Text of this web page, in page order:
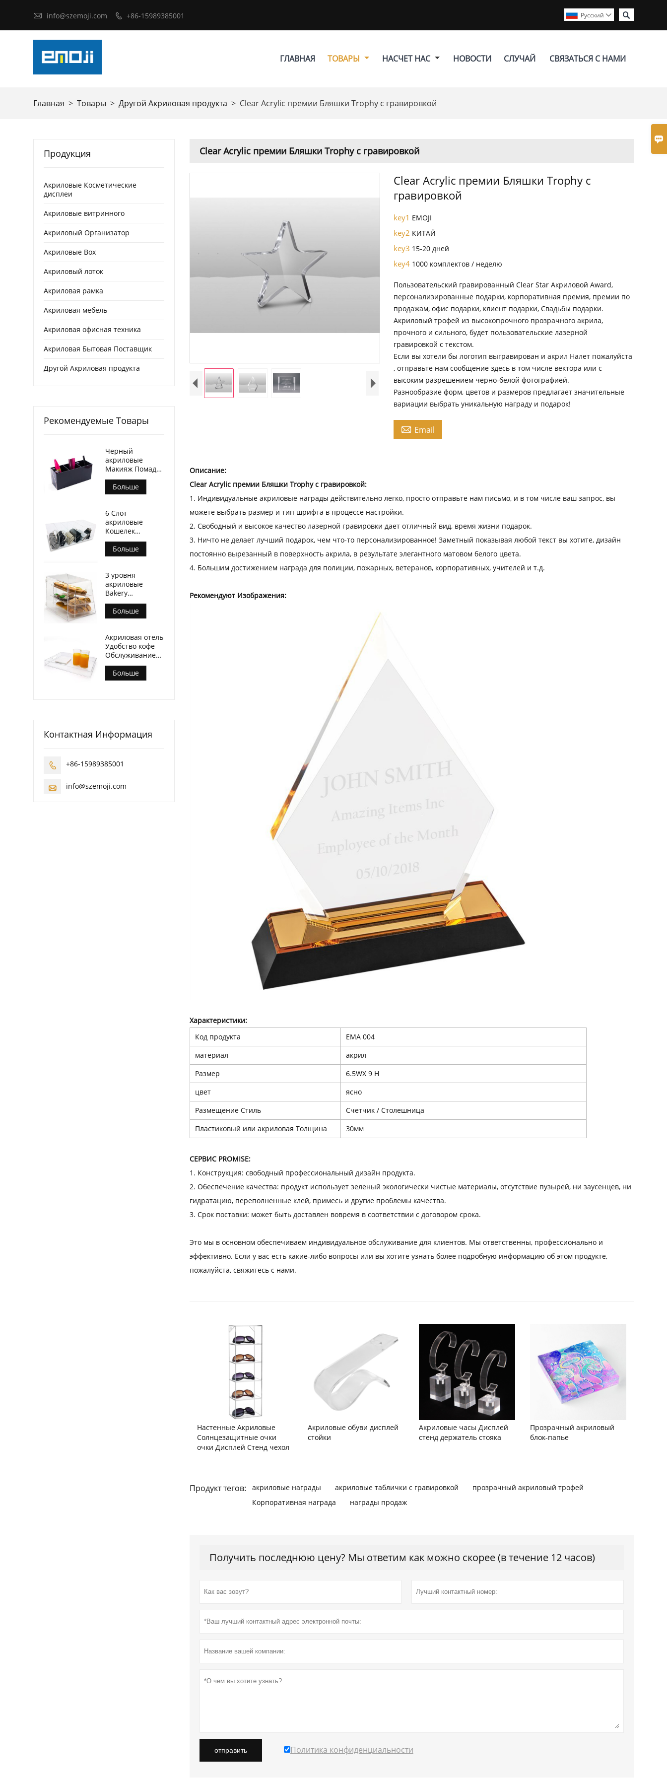

 info@szemoji.com  +86-15989385001 
Pусский 
ГЛАВНАЯ ТОВАРЫ НАСЧЕТ НАС НОВОСТИ СЛУЧАЙ СВЯЗАТЬСЯ С НАМИ
Главная > Товары > Другой Акриловая продукта > Clear Acrylic премии Бляшки Trophy с гравировкой
Clear Acrylic премии Бляшки Trophy с гравировкой
Clear Acrylic премии Бляшки Trophy с
гравировкой
key1 EMOJI
key2 КИТАЙ
key3 15-20 дней
key4 1000 комплектов / неделю
Пользовательский гравированный Clear Star Акриловой Award,
персонализированные подарки, корпоративная премия, премии по
продажам, офис подарки, клиент подарки, Свадьбы подарки.
Акриловый трофей из высокопрочного прозрачного акрила,
прочного и сильного, будет пользовательские лазерной
гравировкой с текстом.
Если вы хотели бы логотип выгравирован и акрил Налет пожалуйста
, отправьте нам сообщение здесь в том числе вектора или с
высоким разрешением черно-белой фотографией.
Разнообразие форм, цветов и размеров предлагает значительные
вариации выбрать уникальную награду и подарок!
 Email
Описание:
Clear Acrylic премии Бляшки Trophy с гравировкой:
1. Индивидуальные акриловые награды действительно легко, просто отправьте нам письмо, и в том числе ваш запрос, вы
можете выбрать размер и тип шрифта в процессе настройки.
2. Свободный и высокое качество лазерной гравировки дает отличный вид, время жизни подарок.
3. Ничто не делает лучший подарок, чем что-то персонализированное! Заметный показывая любой текст вы хотите, дизайн
постоянно вырезанный в поверхность акрила, в результате элегантного матовом белого цвета.
4. Большим достижением награда для полиции, пожарных, ветеранов, корпоративных, учителей и т.д.
Рекомендуют Изображения:
Характеристики:
Код продукта
EMA 004
материал
акрил
Размер
6.5WX 9 Н
цвет
ясно
Размещение Стиль
Счетчик / Столешница
Пластиковый или акриловая Толщина
30мм
СЕРВИС PROMISE:
1. Конструкция: свободный профессиональный дизайн продукта.
2. Обеспечение качества: продукт использует зеленый экологически чистые материалы, отсутствие пузырей, ни заусенцев, ни
гидратацию, переполненные клей, примесь и другие проблемы качества.
3. Срок поставки: может быть доставлен вовремя в соответствии с договором срока.
Это мы в основном обеспечиваем индивидуальное обслуживание для клиентов. Мы ответственны, профессионально и
эффективно. Если у вас есть какие-либо вопросы или вы хотите узнать более подробную информацию об этом продукте,
пожалуйста, свяжитесь с нами.
Настенные Акриловые
Солнцезащитные очки
очки Дисплей Стенд чехол
Акриловые обуви дисплей
стойки
Акриловые часы Дисплей
стенд держатель стояка
Прозрачный акриловый
блок-папье
Продукт тегов: акриловые награды акриловые таблички с гравировкой
прозрачный акриловый трофей
Корпоративная награда
награды продаж
Получить последнюю цену? Мы ответим как можно скорее (в течение 12 часов)
отправить Политика конфиденциальности
Продукция
Акриловые Косметические
дисплеи
Акриловые витринного
Акриловый Организатор
Акриловые Box
Акриловый лоток
Акриловая рамка
Акриловая мебель
Акриловая офисная техника
Акриловая Бытовая Поставщик
Другой Акриловая продукта
Рекомендуемые Товары
Черный
акриловые
Макияж Помада
Организатор
Больше
6 Слот
акриловые
Кошелек
Организатор
Больше
3 уровня
акриловые
Bakery
витринного с
поддоном
Больше
Акриловая отель
Удобство кофе
Обслуживание
Tray
Больше
Контактная Информация
 +86-15989385001
 info@szemoji.com